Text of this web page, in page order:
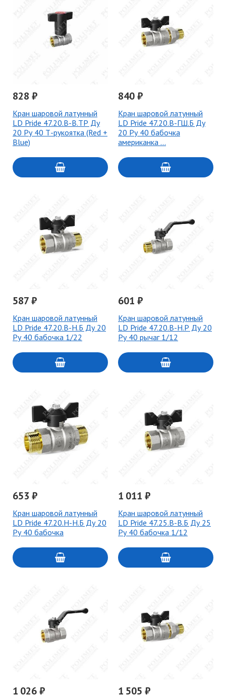
828 ₽
Кран шаровой латунный
LD Pride 47.20.В-В.ТР Ду
20 Ру 40 Т-рукоятка (Red +
Blue)
840 ₽
Кран шаровой латунный
LD Pride 47.20.В-ГШ.Б Ду
20 Ру 40 бабочка
американка …
587 ₽
Кран шаровой латунный
LD Pride 47.20.В-Н.Б Ду 20
Ру 40 бабочка 1/22
601 ₽
Кран шаровой латунный
LD Pride 47.20.В-Н.Р Ду 20
Ру 40 рычаг 1/12
653 ₽
Кран шаровой латунный
LD Pride 47.20.Н-Н.Б Ду 20
Ру 40 бабочка
1 011 ₽
Кран шаровой латунный
LD Pride 47.25.В-В.Б Ду 25
Ру 40 бабочка 1/12
1 026 ₽ 1 505 ₽